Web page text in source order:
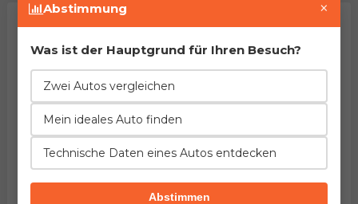
Mercedes Benz ML 320
Herstellung von 2001. bis 2005.
EuroNCAP: ~70% des Passagierschutzes
Abstimmung ×
Was ist der Hauptgrund für Ihren Besuch?
Zwei Autos vergleichen
Mein ideales Auto finden
Technische Daten eines Autos entdecken
Abstimmen